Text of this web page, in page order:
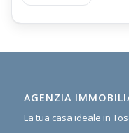
AGENZIA
La tua casa ideale in